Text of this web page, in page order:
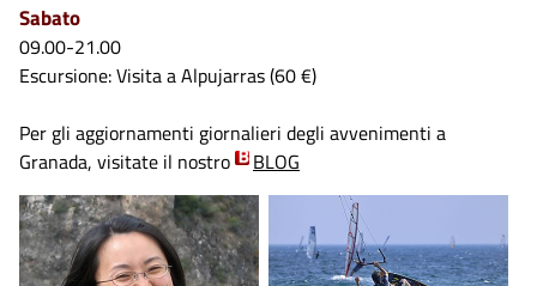
Sabato
09.00-21.00
Escursione: Visita a Alpujarras (60 €)
Per gli aggiornamenti giornalieri degli avvenimenti a
Granada, visitate il nostro
BLOG